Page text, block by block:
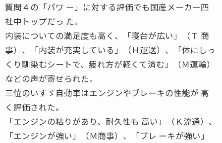
質問４の「パワ ー」に対する評価でも国産メーカー四
社中トップだっ た。
内装についての満足度も高く、「寝台が広い」（Ｔ 商
事）、「内装が充実している」（Ｈ運送）、「体にしっ
くり馴染むシートで、疲れ方が軽くて済む」（Ｍ運輸）
などの声が寄せられた。
三位のいすゞ自動車はエンジンやブレーキの性能が 高
く評価された。
「エンジンの粘りがあり、耐久性も 高い」（Ｋ流通）、
「エンジンが強い」（Ｍ商事）、「ブレ ーキが強い」